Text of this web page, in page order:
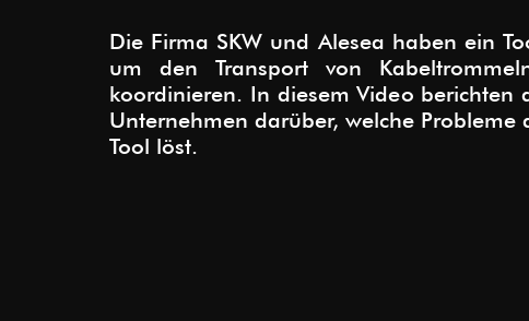
Die Firma SKW und Alesea haben ein
um den Transport von
koordinieren. In diesem Video berichten
Unternehmen darüber, welche Probleme
Tool löst.